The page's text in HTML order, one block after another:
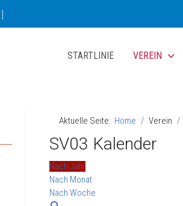
STARTLINIE VEREIN
Aktuelle Seite: Home Verein
SV03 Kalender
Nach Jahr
Nach Monat
Nach Woche